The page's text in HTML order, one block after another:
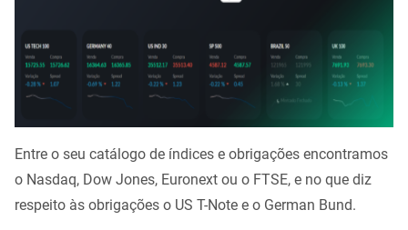
Entre o seu catálogo de índices e obrigações encontramos
o Nasdaq, Dow Jones, Euronext ou o FTSE, e no que diz
respeito às obrigações o US T-Note e o German Bund.